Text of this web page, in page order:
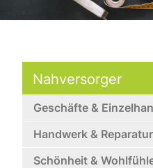
Nahversorger
Geschäfte &
Handwerk &
Schönheit &